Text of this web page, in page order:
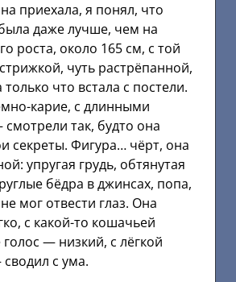
приехала, я понял, что
даже лучше, чем на
роста, около 165 см, с той
чуть растрёпанной,
только что встала с постели.
карие, с длинными
так, будто она
секреты. Фигура… чёрт, она
упругая грудь, обтянутая
бёдра в джинсах, попа,
мог отвести глаз. Она
с какой-то кошачьей
— низкий, с лёгкой
с ума.